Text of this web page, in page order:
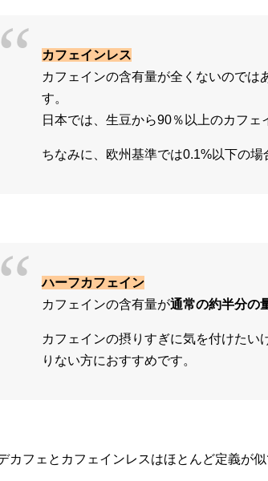
カフェインレス
カフェインの含有量が全くないのでは
す。
日本では、生豆から90％以上のカフェ
ちなみに、欧州基準では0.1%以下の場
ハーフカフェイン
カフェインの含有量が通常の約半分の
カフェインの摂りすぎに気を付けたい
りない方におすすめです。
カフェとカフェインレスはほとんど定義が